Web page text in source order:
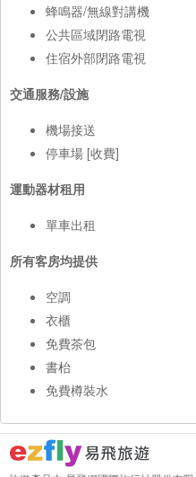
蜂鳴器/無線對講機
公共區域閉路電視
住宿外部閉路電視
交通服務/設施
機場接送
停車場 [收費]
運動器材租用
單車出租
所有客房均提供
空調
衣櫃
免費茶包
書枱
免費樽裝水